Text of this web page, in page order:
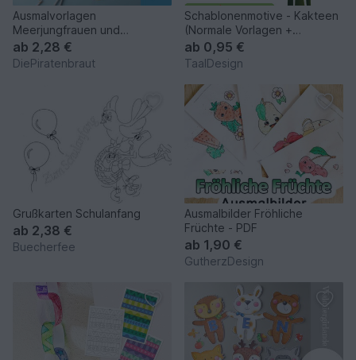
Ausmalvorlagen
Meerjungfrauen und
Meerestiere zum Basteln und
Verzieren
ab 2,28 €
DiePiratenbraut
Schablonenmotive - Kakteen
(Normale Vorlagen +
Plotterdatei)
ab 0,95 €
TaalDesign
Grußkarten Schulanfang
ab 2,38 €
Buecherfee
Ausmalbilder Fröhliche
Früchte - PDF
ab 1,90 €
GutherzDesign